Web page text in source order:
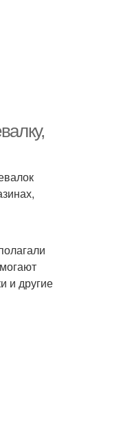
и другие